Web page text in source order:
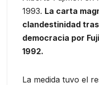
1993. La carta
clandestinidad
democracia por
1992.
La medida tuvo el